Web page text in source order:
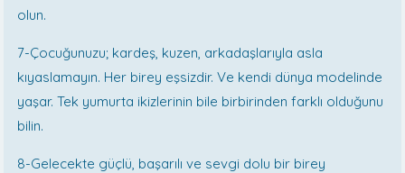
olun.
7-Çocuğunuzu; kardeş, kuzen, arkadaşlarıyla asla
kıyaslamayın. Her birey eşsizdir. Ve kendi dünya modelinde
yaşar. Tek yumurta ikizlerinin bile birbirinden farklı olduğunu
bilin.
8-Gelecekte güçlü, başarılı ve sevgi dolu bir birey